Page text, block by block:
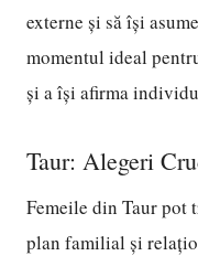
externe și să își
momentul ideal
și a își afirma
Taur: Alegeri
Femeile din Taur pot
plan familial și